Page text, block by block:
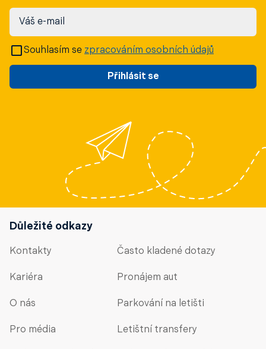
Váš e-mail
Přihlásit se
Souhlasím se zpracováním osobních údajů
Důležité odkazy
Kontakty
Kariéra
O nás
Pro média
Často kladené dotazy
Pronájem aut
Parkování na letišti
Letištní transfery